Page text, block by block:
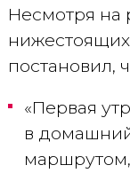
Несмотря на
постановил,
«Первая
в